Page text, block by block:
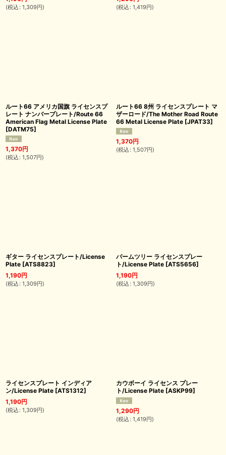
(税込 : 1,309円) (税込 : 1,419円)
ルート66 アメリカ国旗 ライセンスプ
レート ナンバープレート/Route 66
American Flag Metal License Plate
[DATM75]
1,370円
(税込 : 1,507円)
ルート66 8州 ライセンスプレート マ
ザーロード/The Mother Road Route
66 Metal License Plate [JPAT33]
1,370円
(税込 : 1,507円)
ギター ライセンスプレート/License
Plate [ATS8823]
1,190円
(税込 : 1,309円)
パームツリー ライセンスプレー
ト/License Plate [ATS5656]
1,190円
(税込 : 1,309円)
ライセンスプレート インディア
ン/License Plate [ATS1312]
1,190円
(税込 : 1,309円)
カウボーイ ライセンス プレー
ト/License Plate [ASKP99]
1,290円
(税込 : 1,419円)